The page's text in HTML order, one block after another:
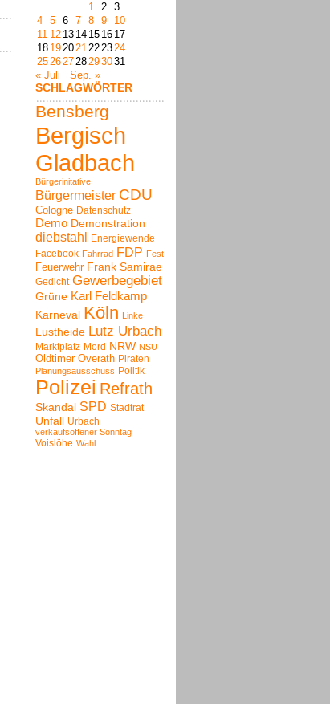
1 2 3
4 5 6 7 8 9
10
11 12 13 14 15 16 17
18 192021222324
25262728293031
« Juli
Sep. »
SCHLAGWÖRTER
Bensberg
Bergisch
Gladbach
Bürgerinitative
Bürgermeister CDU
Cologne Datenschutz
Demo Demonstration
diebstahl Energiewende
Facebook Fahrrad FDP Fest
Feuerwehr Frank Samirae
Gedicht Gewerbegebiet
Grüne Karl Feldkamp
Karneval Köln Linke
Lustheide Lutz Urbach
Marktplatz Mord NRW NSU
Oldtimer Overath Piraten
Planungsausschuss Politik
Polizei Refrath
Skandal SPD Stadtrat
Unfall Urbach
verkaufsoffener Sonntag
Voislöhe Wahl